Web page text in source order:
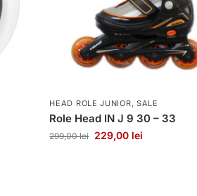
HEAD ROLE JUNIOR, SALE
Role Head IN J 9 30 – 33
299,00lei 229,00 lei